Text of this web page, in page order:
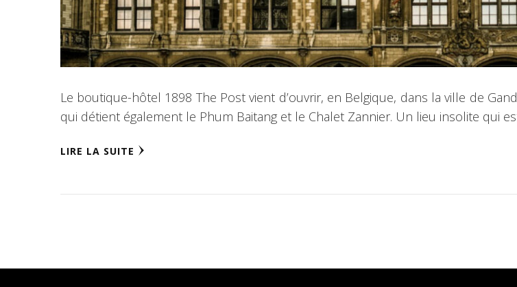
Le boutique-hôtel 1898 The Post vient d’ouvrir, en Belgique, dans la ville de
qui détient également le Phum Baitang et le Chalet Zannier. Un lieu insolite qui
LIRE LA SUITE